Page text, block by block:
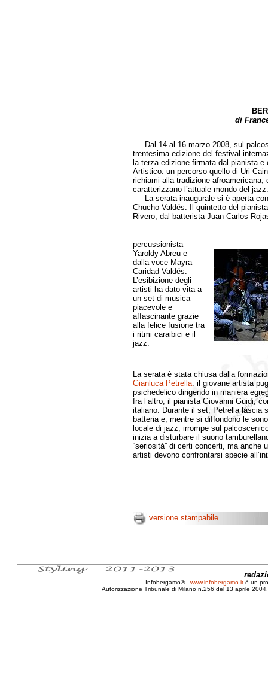
di Francesco
Dal 14 al 16 marzo 2008, sul
trentesima edizione del festival
la terza edizione firmata dal pianista
Artistico: un percorso quello di Uri
richiami alla tradizione
caratterizzano l’attuale mondo del jazz.
La serata inaugurale si è aperta
Chucho Valdés. Il quintetto del
Rivero, dal batterista Juan Carlos
percussionista
Yaroldy Abreu e
dalla voce Mayra
Caridad Valdés.
L’esibizione degli
artisti ha dato vita a
un set di musica
piacevole e
affascinante grazie
alla felice fusione tra
i ritmi caraibici e il
jazz.
La serata è stata chiusa dalla
Gianluca Petrella: il giovane artista
psichedelico dirigendo in maniera
fra l’altro, il pianista Giovanni Guidi,
italiano. Durante il set, Petrella lascia
batteria e, mentre si diffondono le
locale di jazz, irrompe sul
inizia a disturbare il suono
“seriosità” di certi concerti, ma anche
artisti devono confrontarsi specie
versione stampabile
Infobergamo® - www.infobergamo.it è un
Autorizzazione Tribunale di Milano n.256 del 13 aprile